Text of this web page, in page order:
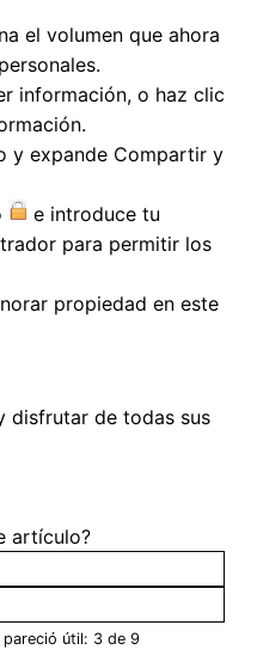
el volumen que ahora
información, o haz clic
y expande Compartir y
e introduce tu
para permitir los
propiedad en este
disfrutar de todas sus
artículo?
pareció útil: 3 de 9